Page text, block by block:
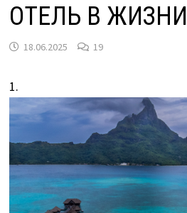
ОТЕЛЬ В ЖИЗНИ
18.06.2025 19
1.